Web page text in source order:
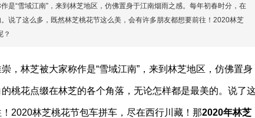
“雪域江南”，来到林芝地区，仿佛置身于江南烟雨之感。每年初春时分，在
说了这么多，既然林芝桃花节这么美，会有许多朋友都想要前往！2020林芝
？
，林芝被大家称作是“雪域江南”，来到林芝地区，仿佛置身
桃花点缀在林芝的各个角落，无论怎样都是最美的。说了
2020林芝桃花节包车拼车，尽在西行川藏！那2020年林芝